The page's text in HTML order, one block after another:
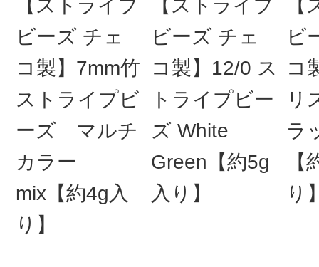
【ストライプ
ビーズ チェ
コ製】7mm竹
ストライプビ
ーズ マルチ
カラー
mix【約4g入
り】
【ストライプ
ビーズ チェ
コ製】12/0 ス
トライプビー
ズ White
Green【約5g
入り】
ビ
コ
リ
ラ
り